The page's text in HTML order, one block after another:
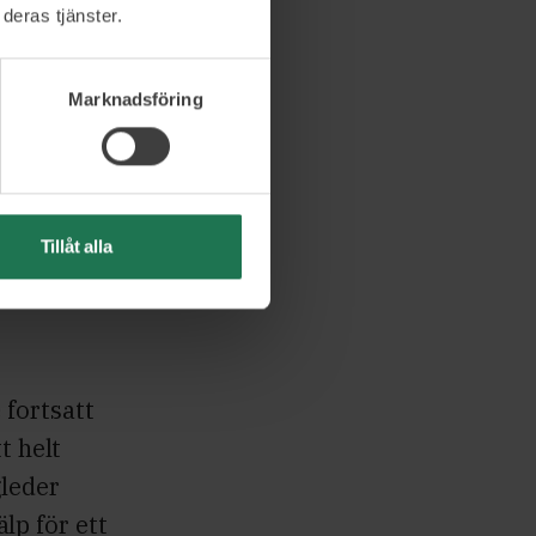
tjänster.
Marknadsföring
Tillåt alla
har varit
fortsatt
helt
för ett